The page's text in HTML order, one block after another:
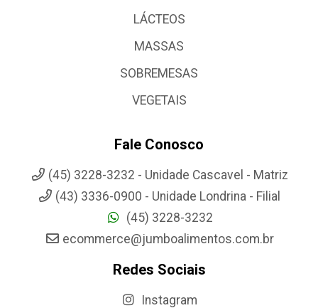
LÁCTEOS
MASSAS
SOBREMESAS
VEGETAIS
Fale Conosco
(45) 3228-3232 - Unidade Cascavel - Matriz
(43) 3336-0900 - Unidade Londrina - Filial
(45) 3228-3232
ecommerce@jumboalimentos.com.br
Redes Sociais
Instagram